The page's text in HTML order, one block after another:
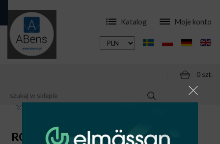
Katalog Moje konto
0 szt.
SKLEP
TECHNIKA SOLARNA-PV
ROZŁĄCZNIKI IZOLACYJNE R9
ROZŁĄCZNIKI IZOLACYJNE R9